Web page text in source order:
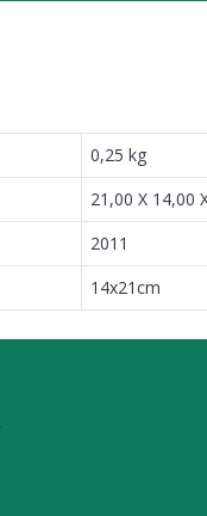
0,25 kg
21,00 X 14,00
2011
14x21cm